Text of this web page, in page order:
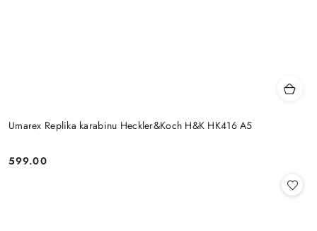
Umarex Replika karabinu Heckler&Koch H&K HK416 A5
Cena:
599.00